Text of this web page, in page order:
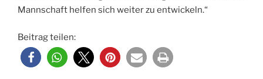
Mannschaft helfen sich weiter zu entwickeln.“
Beitrag teilen: